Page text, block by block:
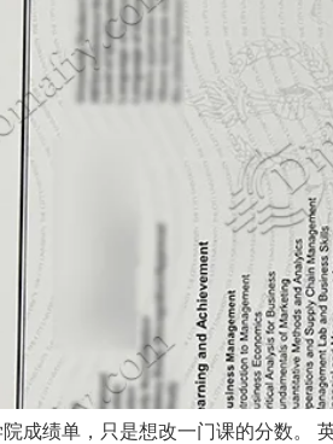
成绩单，只是想改一门课的分数。